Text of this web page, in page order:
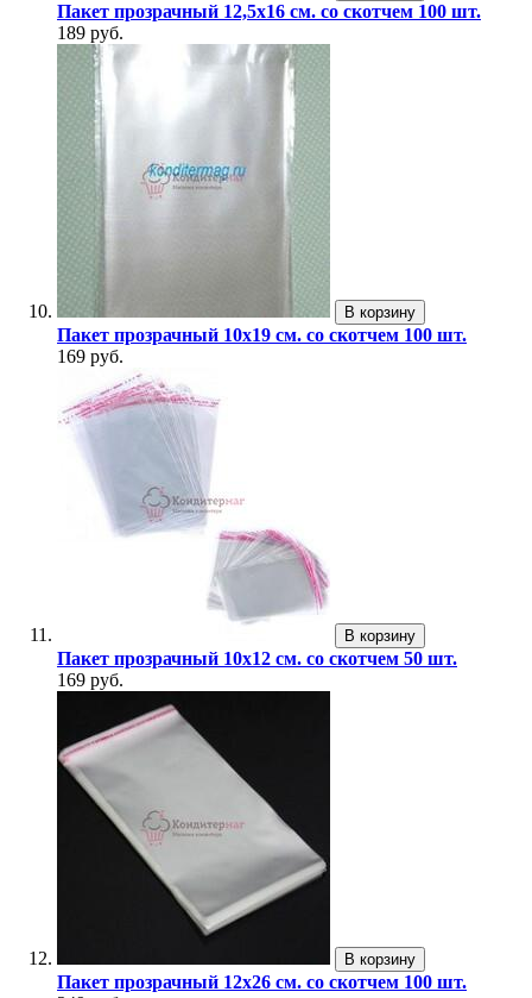
Пакет прозрачный 12,5х16 см. со скотчем 100 шт.
189 руб.
В корзину
Пакет прозрачный 10х19 см. со скотчем 100 шт.
169 руб.
В корзину
Пакет прозрачный 10х12 см. со скотчем 50 шт.
169 руб.
В корзину
Пакет прозрачный 12х26 см. со скотчем 100 шт.